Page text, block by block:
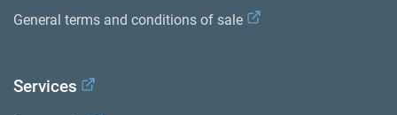
General terms and conditions of sale
Services